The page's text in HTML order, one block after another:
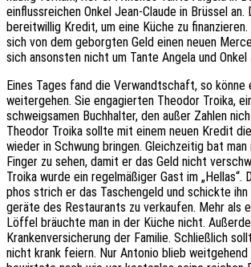
einfluss­rei­chen Onkel Jean-Claude in Brüs­sel
bereit­wil­lig Kredit, um eine Küche zu
sich von dem geborg­ten Geld einen neuen
sich ansons­ten nicht um Tante Angela und Onkel
Eines Tages fand die Verwandt­schaft, so könne
weiter­ge­hen. Sie enga­gier­ten Theo­dor Troika,
schweig­sa­men Buch­hal­ter, den außer Zahlen
Theo­dor Troika sollte mit einem neuen Kredit
wieder in Schwung brin­gen. Gleich­zei­tig bat
Finger zu sehen, damit er das Geld nicht
Troika wurde ein regel­mä­ßi­ger Gast im „Hellas“.
phos strich er das Taschen­geld und schick­te
ge­rä­te des Restau­rants zu verkau­fen. Mehr als
Löffel bräuch­te man in der Küche nicht.
Kran­ken­ver­si­che­rung der Fami­lie. Schließ­lich
nicht krank feiern. Nur Anto­nio blieb weit­ge­hend